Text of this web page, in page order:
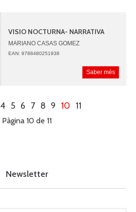
VISIO NOCTURNA- NARRATIVA
MARIANO CASAS GOMEZ
EAN: 9788480251938
Saber més
4 5 6 7 8 9 10 11
Pàgina 10 de 11
Newsletter